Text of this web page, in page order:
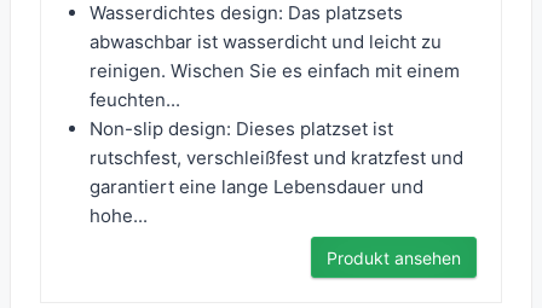
Wasserdichtes design: Das platzsets
abwaschbar ist wasserdicht und leicht zu
reinigen. Wischen Sie es einfach mit einem
feuchten...
Non-slip design: Dieses platzset ist
rutschfest, verschleißfest und kratzfest und
garantiert eine lange Lebensdauer und
hohe...
Produkt ansehen